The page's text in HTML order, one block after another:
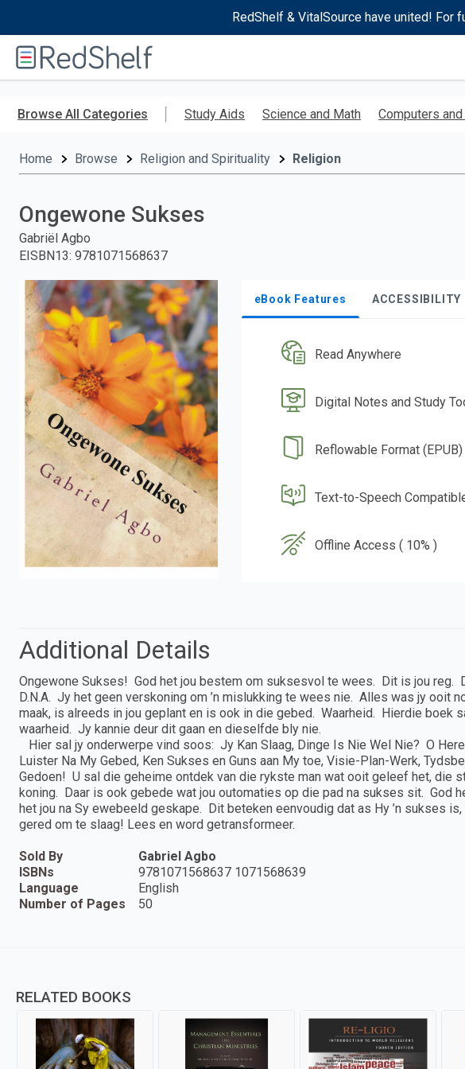
RedShelf & VitalSource have united! For
RedShelf
Browse All Categories Study Aids Science and Math Computers
Home Browse Religion and Spirituality Religion
Ongewone Sukses
Gabriël Agbo
EISBN13: 9781071568637
eBook Features ACCESSIBILITY
Read Anywhere
Digital Notes and Study
Reflowable Format (EPUB)
Text-to-Speech
Offline Access ( 10% )
Additional Details
Ongewone Sukses! God het jou bestem om suksesvol te wees. Dit is jou reg.
D.N.A. Jy het geen verskoning om ’n mislukking te wees nie. Alles was jy ooit
maak, is alreeds in jou geplant en is ook in die gebed. Waarheid. Hierdie boek
waarheid. Jy kannie deur dit gaan en dieselfde bly nie.
Hier sal jy onderwerpe vind soos: Jy Kan Slaag, Dinge Is Nie Wel Nie? O
Luister Na My Gebed, Ken Sukses en Guns aan My toe, Visie-Plan-Werk,
Gedoen! U sal die geheime ontdek van die rykste man wat ooit geleef het, die
koning. Daar is ook gebede wat jou outomaties op die pad na sukses sit. God
het jou na Sy ewebeeld geskape. Dit beteken eenvoudig dat as Hy ’n sukses
gered om te slaag! Lees en word getransformeer.
Sold By
Gabriel Agbo
ISBNs
9781071568637 1071568639
Language
English
Number of Pages
50
RELATED BOOKS